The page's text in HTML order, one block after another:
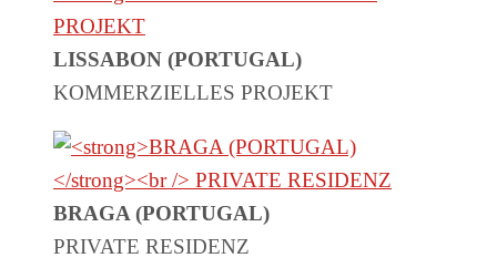
LISSABON (PORTUGAL)
KOMMERZIELLES PROJEKT
BRAGA (PORTUGAL)
PRIVATE RESIDENZ